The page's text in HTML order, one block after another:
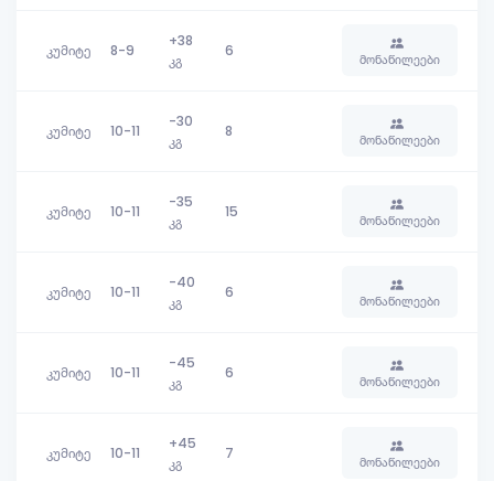
კუმიტე 8-9
+38
კგ
6 მონაწილეები
კუმიტე 10-11
-30
კგ
8 მონაწილეები
კუმიტე 10-11
-35
კგ
15 მონაწილეები
კუმიტე 10-11
-40
კგ
6 მონაწილეები
კუმიტე 10-11
-45
კგ
6 მონაწილეები
კუმიტე 10-11
+45
კგ
7 მონაწილეები